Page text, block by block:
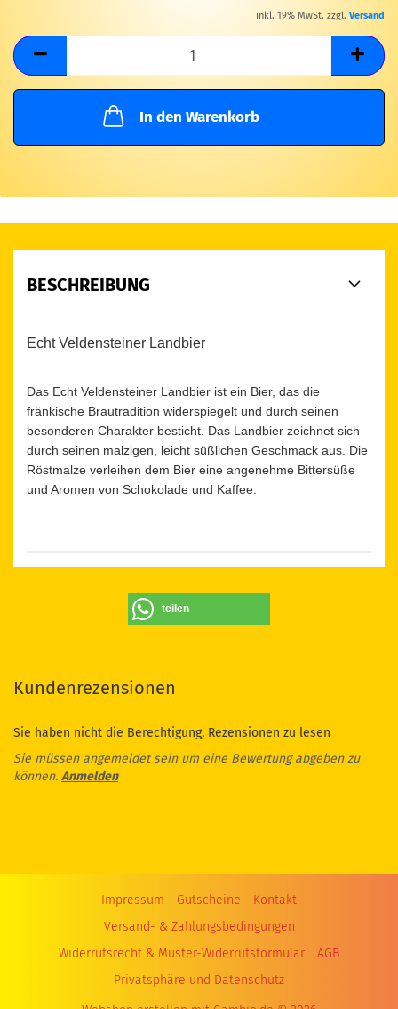
inkl. 19% MwSt. zzgl. Versand
In den Warenkorb
BESCHREIBUNG
Echt Veldensteiner Landbier
Das Echt Veldensteiner Landbier ist ein Bier, das die
fränkische Brautradition widerspiegelt und durch seinen
besonderen Charakter besticht. Das Landbier zeichnet sich
durch seinen malzigen, leicht süßlichen Geschmack aus. Die
Röstmalze verleihen dem Bier eine angenehme Bittersüße
und Aromen von Schokolade und Kaffee.
teilen
Kundenrezensionen
Sie haben nicht die Berechtigung, Rezensionen zu lesen
Sie müssen angemeldet sein um eine Bewertung abgeben zu
können. Anmelden
Impressum Gutscheine
Kontakt
Versand- & Zahlungsbedingungen
Widerrufsrecht & Muster-Widerrufsformular
AGB
Privatsphäre und Datenschutz